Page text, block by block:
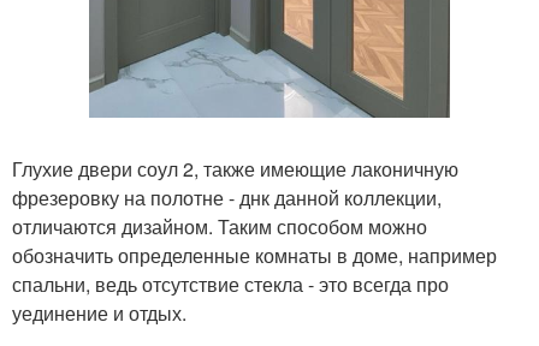
Глухие двери соул 2, также имеющие лаконичную
фрезеровку на полотне - днк данной коллекции,
отличаются дизайном. Таким способом можно
обозначить определенные комнаты в доме, например
спальни, ведь отсутствие стекла - это всегда про
уединение и отдых.